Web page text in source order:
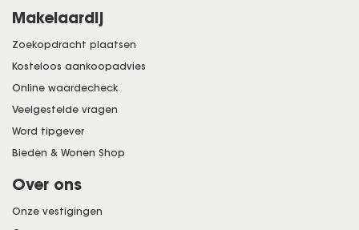
Makelaardij
Zoekopdracht plaatsen
Kosteloos aankoopadvies
Online waardecheck
Veelgestelde vragen
Word tipgever
Bieden & Wonen Shop
Over ons
Onze vestigingen